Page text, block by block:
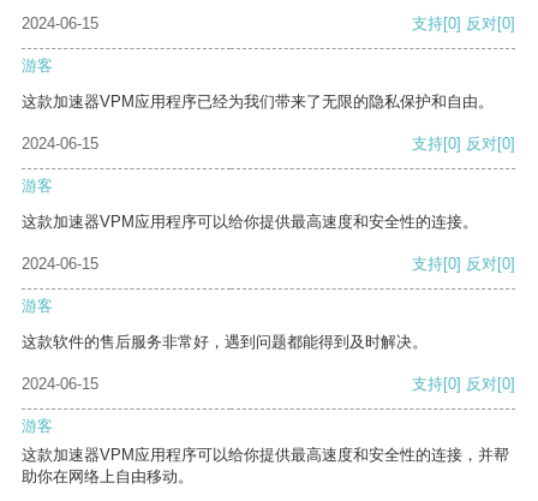
2024-06-15 支持[0] 反对[0]
游客
这款加速器VPM应用程序已经为我们带来了无限的隐私保护和自由。
2024-06-15 支持[0] 反对[0]
游客
这款加速器VPM应用程序可以给你提供最高速度和安全性的连接。
2024-06-15 支持[0] 反对[0]
游客
这款软件的售后服务非常好，遇到问题都能得到及时解决。
2024-06-15 支持[0] 反对[0]
游客
这款加速器VPM应用程序可以给你提供最高速度和安全性的连接，并帮
助你在网络上自由移动。